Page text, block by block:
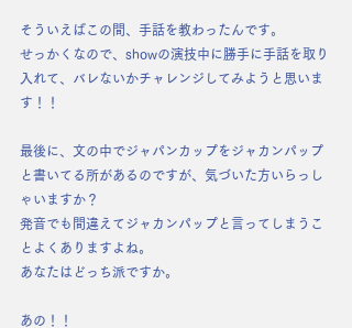
そういえばこの間、手話を教わったんです。
せっかくなので、showの演技中に勝手に手話を取り
入れて、バレないかチャレンジしてみようと思いま
す！！
最後に、文の中でジャパンカップをジャカンパップ
と書いてる所があるのですが、気づいた方いらっし
ゃいますか？
発音でも間違えてジャカンパップと言ってしまうこ
とよくありますよね。
あなたはどっち派ですか。
あの！！